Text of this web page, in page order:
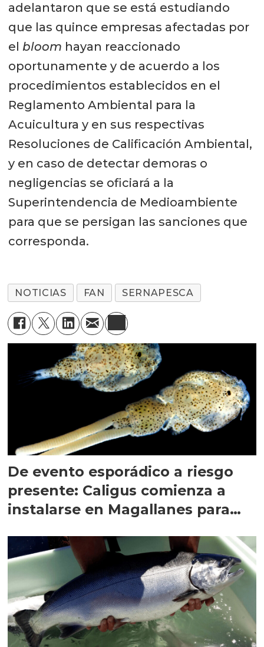
adelantaron que se está estudiando
que las quince empresas afectadas por
el bloom hayan reaccionado
oportunamente y de acuerdo a los
procedimientos establecidos en el
Reglamento Ambiental para la
Acuicultura y en sus respectivas
Resoluciones de Calificación Ambiental,
y en caso de detectar demoras o
negligencias se oficiará a la
Superintendencia de Medioambiente
para que se persigan las sanciones que
corresponda.
NOTICIAS FAN SERNAPESCA
De evento esporádico a riesgo
presente: Caligus comienza a
instalarse en Magallanes para